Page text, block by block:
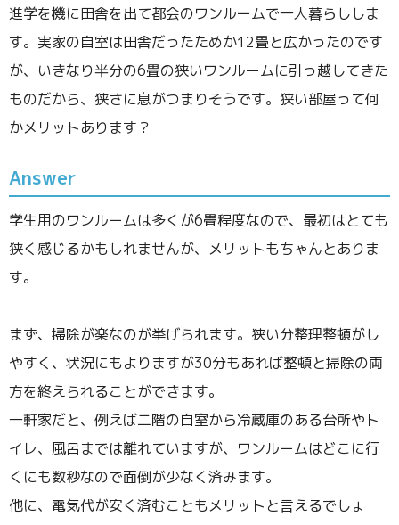
進学を機に田舎を出て都会のワンルームで一人暮らししま
す。実家の自室は田舎だったためか12畳と広かったのです
が、いきなり半分の6畳の狭いワンルームに引っ越してきた
ものだから、狭さに息がつまりそうです。狭い部屋って何
かメリットあります？
Answer
学生用のワンルームは多くが6畳程度なので、最初はとても
狭く感じるかもしれませんが、メリットもちゃんとありま
す。
まず、掃除が楽なのが挙げられます。狭い分整理整頓がし
やすく、状況にもよりますが30分もあれば整頓と掃除の両
方を終えられることができます。
一軒家だと、例えば二階の自室から冷蔵庫のある台所やト
イレ、風呂までは離れていますが、ワンルームはどこに行
くにも数秒なので面倒が少なく済みます。
他に、電気代が安く済むこともメリットと言えるでしょ